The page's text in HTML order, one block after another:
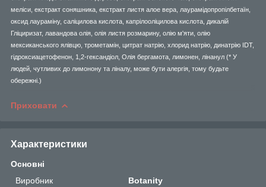
меліси, екстракт соняшника, екстракт листя алое вера, лаурамідопропілбетаїн,
оксид лаураміну, саліцилова кислота, капрілооліцилова кислота, дикалій
Гліциризат, лавандова олія, олія листя розмарину, олію м'яти, олію
мексиканського ялівцю, трометамін, цитрат натрію, хлорид натрію, динатрію IDT,
гідроксиацетофенон, 1,2-гександіол, Олія бергамота, лимонен, лінанул (* У
людей, чутливих до лимонону та ліналу, може бути алергія, тому будьте
обережні.)
Приховати
Характеристики
Основні
Виробник
Botanity